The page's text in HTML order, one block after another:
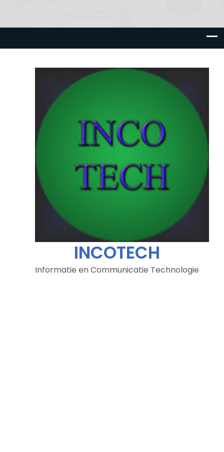
INCOTECH
Informatie en Communicatie Technologie